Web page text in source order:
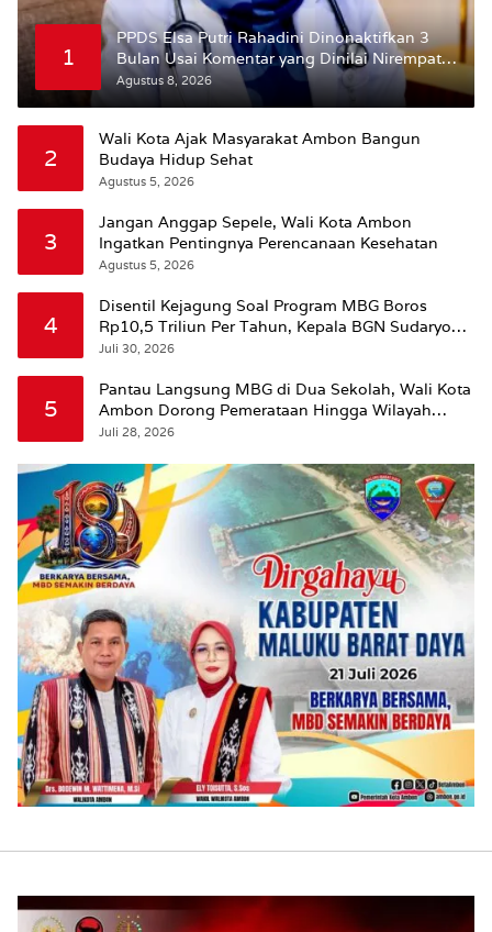
1
PPDS Elsa Putri Rahadini Dinonaktifkan 3
Bulan Usai Komentar yang Dinilai Nirempati
ke Pasien BPJS
Agustus 8, 2026
2
Wali Kota Ajak Masyarakat Ambon Bangun
Budaya Hidup Sehat
Agustus 5, 2026
3
Jangan Anggap Sepele, Wali Kota Ambon
Ingatkan Pentingnya Perencanaan Kesehatan
Agustus 5, 2026
4
Disentil Kejagung Soal Program MBG Boros
Rp10,5 Triliun Per Tahun, Kepala BGN Sudaryono
Beri Penjelasan
Juli 30, 2026
5
Pantau Langsung MBG di Dua Sekolah, Wali Kota
Ambon Dorong Pemerataan Hingga Wilayah
Leitimur Selatan
Juli 28, 2026